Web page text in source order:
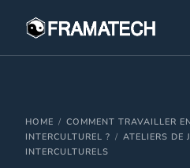
HOME
COMMENT TRAVAILLER
INTERCULTUREL ?
ATELIERS DE
INTERCULTURELS
Formations